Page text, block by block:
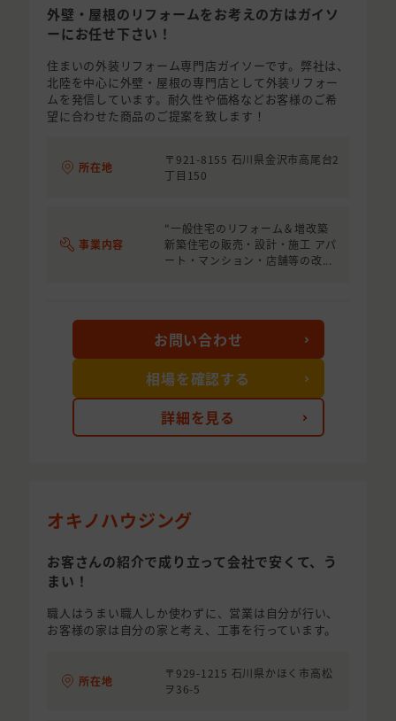
外壁・屋根のリフォームをお考えの方はガイソ
ーにお任せ下さい！
住まいの外装リフォーム専門店ガイソーです。弊社は、
北陸を中心に外壁・屋根の専門店として外装リフォー
ムを発信しています。耐久性や価格などお客様のご希
望に合わせた商品のご提案を致します！
所在地
〒921-8155 石川県金沢市高尾台2
丁目150
事業内容
"一般住宅のリフォーム＆増改築
新築住宅の販売・設計・施工 アパ
ート・マンション・店舗等の改...
詳細を見る
お問い合わせ
相場を確認する
オキノハウジング
お客さんの紹介で成り立って会社で安くて、う
まい！
職人はうまい職人しか使わずに、営業は自分が行い、
お客様の家は自分の家と考え、工事を行っています。
所在地
〒929-1215 石川県かほく市高松
ヲ36-5